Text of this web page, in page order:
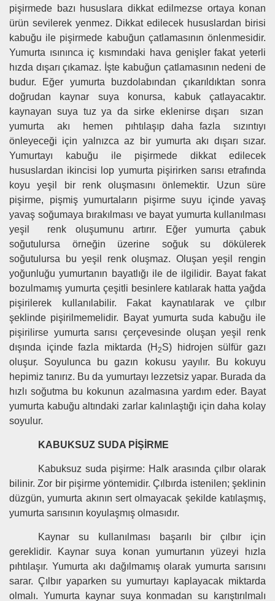
pişirmede bazı hususlara dikkat edilmezse ortaya konan
ürün sevilerek yenmez. Dikkat edilecek hususlardan birisi
kabuğu ile pişirmede kabuğun çatlamasının önlenmesidir.
Yumurta ısınınca iç kısmındaki hava genişler fakat yeterli
hızda dışarı çıkamaz. İşte kabuğun çatlamasının nedeni de
budur. Eğer yumurta buzdolabından çıkarıldıktan sonra
doğrudan kaynar suya konursa, kabuk çatlayacaktır.
kaynayan suya tuz ya da sirke eklenirse dışarı sızan
yumurta akı hemen pıhtılaşıp daha fazla sızıntıyı
önleyeceği için yalnızca az bir yumurta akı dışarı sızar.
Yumurtayı kabuğu ile pişirmede dikkat edilecek
hususlardan ikincisi lop yumurta pişirirken sarısı etrafında
koyu yeşil bir renk oluşmasını önlemektir. Uzun süre
pişirme, pişmiş yumurtaların pişirme suyu içinde yavaş
yavaş soğumaya bırakılması ve bayat yumurta kullanılması
yeşil renk oluşumunu artırır. Eğer yumurta çabuk
soğutulursa örneğin üzerine soğuk su dökülerek
soğutulursa bu yeşil renk oluşmaz. Oluşan yeşil rengin
yoğunluğu yumurtanın bayatlığı ile de ilgilidir. Bayat fakat
bozulmamış yumurta çeşitli besinlere katılarak hatta yağda
pişirilerek kullanılabilir. Fakat kaynatılarak ve çılbır
şeklinde pişirilmemelidir. Bayat yumurta suda kabuğu ile
pişirilirse yumurta sarısı çerçevesinde oluşan yeşil renk
dışında içinde fazla miktarda (H 2S) hidrojen sülfür gazı
oluşur. Soyulunca bu gazın kokusu yayılır. Bu kokuyu
hepimiz tanırız. Bu da yumurtayı lezzetsiz yapar. Burada da
hızlı soğutma bu kokunun azalmasına yardım eder. Bayat
yumurta kabuğu altındaki zarlar kalınlaştığı için daha kolay
soyulur.
KABUKSUZ SUDA PİŞİRME
Kabuksuz suda pişirme: Halk arasında çılbır olarak
bilinir. Zor bir pişirme yöntemidir. Çılbırda istenilen; şeklinin
düzgün, yumurta akının sert olmayacak şekilde katılaşmış,
yumurta sarısının koyulaşmış olmasıdır.
Kaynar su kullanılması başarılı bir çılbır için
gereklidir. Kaynar suya konan yumurtanın yüzeyi hızla
pıhtılaşır. Yumurta akı dağılmamış olarak yumurta sarısını
sarar. Çılbır yaparken su yumurtayı kaplayacak miktarda
olmalı. Yumurta kaynar suya konmadan su karıştırılmalı